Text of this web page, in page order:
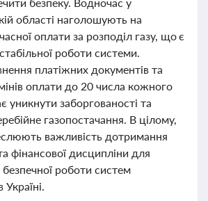
області наголошують на
оплати за розподіл газу, що є
роботи системи.
платіжних документів та
оплати до 20 числа кожного
уникнути заборгованості та
газопостачання. В цілому,
важливість дотримання
фінансової дисципліни для
безпечної роботи систем
Україні.